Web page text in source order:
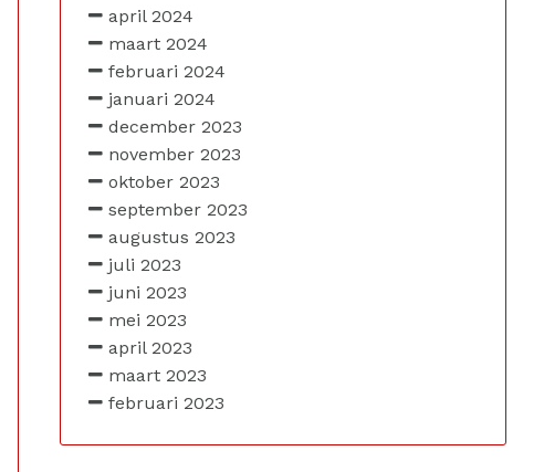
april 2024
maart 2024
februari 2024
januari 2024
december 2023
november 2023
oktober 2023
september 2023
augustus 2023
juli 2023
juni 2023
mei 2023
april 2023
maart 2023
februari 2023